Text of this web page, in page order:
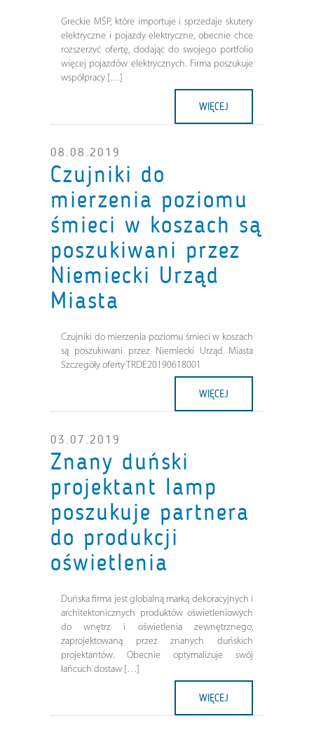
Greckie MŚP, które importuje i sprzedaje skutery
elektryczne i pojazdy elektryczne, obecnie chce
rozszerzyć ofertę, dodając do swojego portfolio
więcej pojazdów elektrycznych. Firma poszukuje
współpracy […]
WIĘCEJ
08.08.2019
Czujniki do
mierzenia poziomu
śmieci w koszach są
poszukiwani przez
Niemiecki Urząd
Miasta
Czujniki do mierzenia poziomu śmieci w koszach
są poszukiwani przez Niemiecki Urząd Miasta
Szczegóły oferty TRDE20190618001
WIĘCEJ
03.07.2019
Znany duński
projektant lamp
poszukuje partnera
do produkcji
oświetlenia
Duńska firma jest globalną marką dekoracyjnych i
architektonicznych produktów oświetleniowych
do wnętrz i oświetlenia zewnętrznego,
zaprojektowaną przez znanych duńskich
projektantów. Obecnie optymalizuje swój
łańcuch dostaw […]
WIĘCEJ